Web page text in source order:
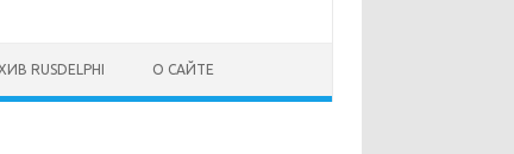
RUSDELPHI О САЙТЕ